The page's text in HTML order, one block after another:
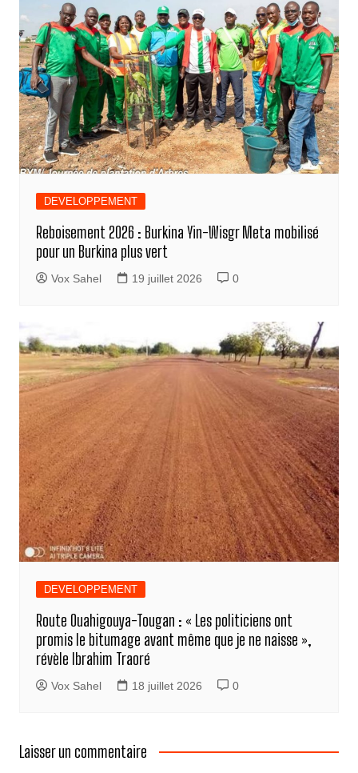
DEVELOPPEMENT
Reboisement 2026 : Burkina Yin-Wisgr Meta mobilisé
pour un Burkina plus vert
Vox Sahel 19 juillet 2026 0
DEVELOPPEMENT
Route Ouahigouya-Tougan : « Les politiciens ont
promis le bitumage avant même que je ne naisse »,
révèle Ibrahim Traoré
Vox Sahel 18 juillet 2026 0
Laisser un commentaire